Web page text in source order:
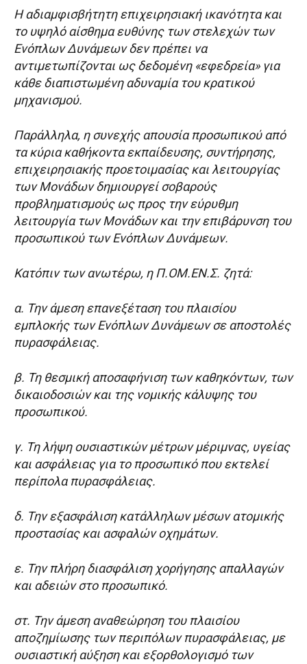
Η αδιαμφισβήτητη επιχειρησιακή ικανότητα και
το υψηλό αίσθημα ευθύνης των στελεχών των
Ενόπλων Δυνάμεων δεν πρέπει να
αντιμετωπίζονται ως δεδομένη «εφεδρεία» για
κάθε διαπιστωμένη αδυναμία του κρατικού
μηχανισμού.
Παράλληλα, η συνεχής απουσία προσωπικού από
τα κύρια καθήκοντα εκπαίδευσης, συντήρησης,
επιχειρησιακής προετοιμασίας και λειτουργίας
των Μονάδων δημιουργεί σοβαρούς
προβληματισμούς ως προς την εύρυθμη
λειτουργία των Μονάδων και την επιβάρυνση του
προσωπικού των Ενόπλων Δυνάμεων.
Κατόπιν των ανωτέρω, η Π.ΟΜ.ΕΝ.Σ. ζητά:
α. Την άμεση επανεξέταση του πλαισίου
εμπλοκής των Ενόπλων Δυνάμεων σε αποστολές
πυρασφάλειας.
β. Τη θεσμική αποσαφήνιση των καθηκόντων, των
δικαιοδοσιών και της νομικής κάλυψης του
προσωπικού.
γ. Τη λήψη ουσιαστικών μέτρων μέριμνας, υγείας
και ασφάλειας για το προσωπικό που εκτελεί
περίπολα πυρασφάλειας.
δ. Την εξασφάλιση κατάλληλων μέσων ατομικής
προστασίας και ασφαλών οχημάτων.
ε. Την πλήρη διασφάλιση χορήγησης απαλλαγών
και αδειών στο προσωπικό.
στ. Την άμεση αναθεώρηση του πλαισίου
αποζημίωσης των περιπόλων πυρασφάλειας, με
ουσιαστική αύξηση και εξορθολογισμό των